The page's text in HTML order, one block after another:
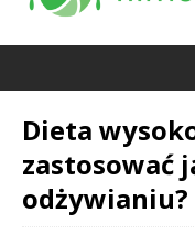
Dieta
zastosować
odżywianiu?